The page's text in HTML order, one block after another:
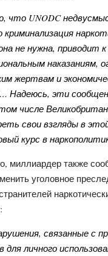
что UNODC
не нужна, приводит к
наказаниям,
жертвам и
Надеюсь, эти
числе
свои взгляды в
курс в
миллиардер также
уголовное
связанные с
для личного